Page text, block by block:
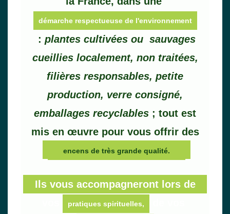
démarche respectueuse de l'environnement
: plantes cultivées ou sauvages
cueillies localement, non traitées,
filières responsables, petite
production, verre consigné,
emballages recyclables ; tout est
mis en œuvre pour vous offrir des
encens de très grande qualité.
Ils vous accompagneront lors de
pratiques spirituelles,